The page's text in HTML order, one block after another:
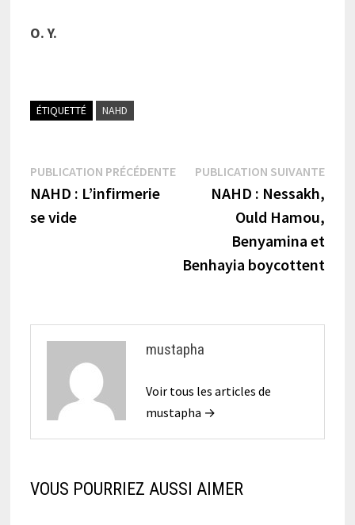
O. Y.
ÉTIQUETTÉ NAHD
Navigation
de
PUBLICATION PRÉCÉDENTEPublication
précédente :
NAHD : L’infirmerie
se vide
PUBLICATION SUIVANTE
NAHD : Nessakh,
Ould Hamou,
Benyamina et
Benhayia boycottent
mustapha
Voir tous les articles de
mustapha →
VOUS POURRIEZ AUSSI AIMER